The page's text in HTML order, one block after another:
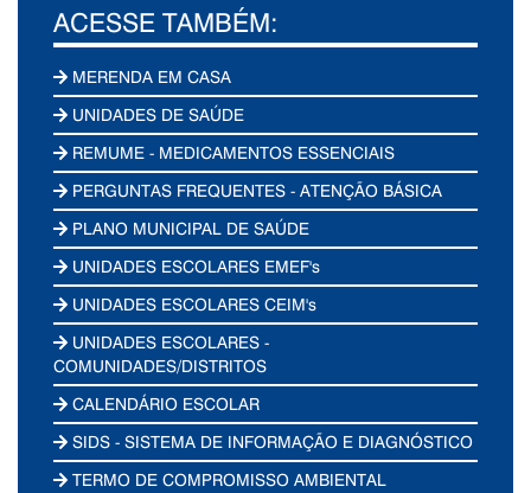
ACESSE TAMBÉM:
MERENDA EM CASA
UNIDADES DE SAÚDE
REMUME - MEDICAMENTOS ESSENCIAIS
PERGUNTAS FREQUENTES - ATENÇÃO BÁSICA
PLANO MUNICIPAL DE SAÚDE
UNIDADES ESCOLARES EMEF's
UNIDADES ESCOLARES CEIM's
UNIDADES ESCOLARES -
COMUNIDADES/DISTRITOS
CALENDÁRIO ESCOLAR
SIDS - SISTEMA DE INFORMAÇÃO E DIAGNÓSTICO
TERMO DE COMPROMISSO AMBIENTAL